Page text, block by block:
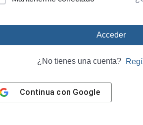
Acceder
¿No tienes una cuenta?
Continua con Google